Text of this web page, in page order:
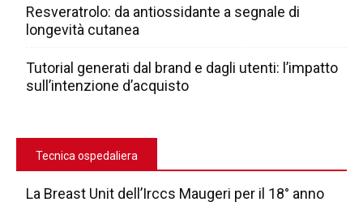
Resveratrolo: da antiossidante a segnale di
longevità cutanea
Tutorial generati dal brand e dagli utenti: l’impatto
sull’intenzione d’acquisto
Tecnica ospedaliera
La Breast Unit dell’Irccs Maugeri per il 18° anno